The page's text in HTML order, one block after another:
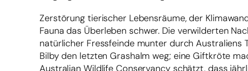
Zerstörung tierischer Lebensräume, der
Fauna das Überleben schwer. Die verwilderten
natürlicher Fressfeinde munter durch Australiens
Bilby den letzten Grashalm weg; eine Giftkröte
Australian Wildlife Conservancy schätzt, dass